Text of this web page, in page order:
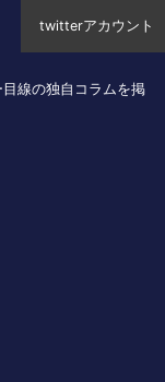
twitterアカウント
線の独自コラムを掲